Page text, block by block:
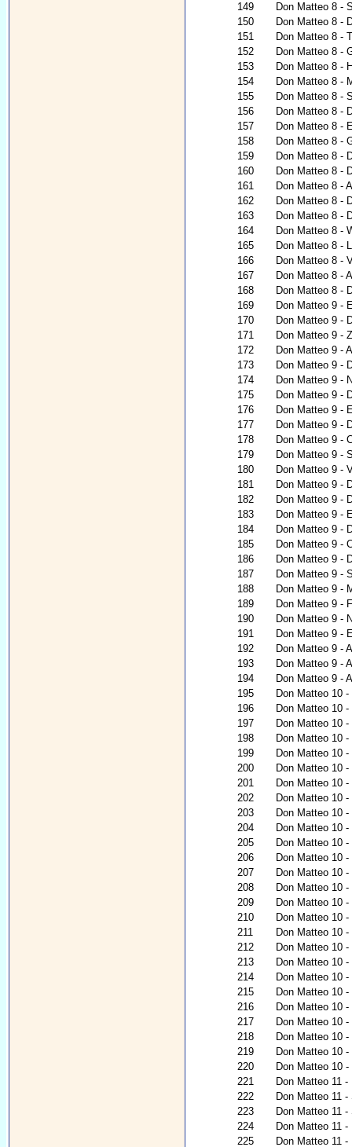
149
Don Matteo 8 -
150
Don Matteo 8 -
151
Don Matteo 8 -
152
Don Matteo 8 -
153
Don Matteo 8 -
154
Don Matteo 8 -
155
Don Matteo 8 -
156
Don Matteo 8 -
157
Don Matteo 8 -
158
Don Matteo 8 -
159
Don Matteo 8 -
160
Don Matteo 8 -
161
Don Matteo 8 -
162
Don Matteo 8 -
163
Don Matteo 8 -
164
Don Matteo 8 -
165
Don Matteo 8 -
166
Don Matteo 8 -
167
Don Matteo 8 -
168
Don Matteo 8 -
169
Don Matteo 9 -
170
Don Matteo 9 -
171
Don Matteo 9 -
172
Don Matteo 9 -
173
Don Matteo 9 -
174
Don Matteo 9 -
175
Don Matteo 9 -
176
Don Matteo 9 -
177
Don Matteo 9 -
178
Don Matteo 9 -
179
Don Matteo 9 -
180
Don Matteo 9 -
181
Don Matteo 9 -
182
Don Matteo 9 -
183
Don Matteo 9 -
184
Don Matteo 9 -
185
Don Matteo 9 -
186
Don Matteo 9 -
187
Don Matteo 9 -
188
Don Matteo 9 -
189
Don Matteo 9 -
190
Don Matteo 9 -
191
Don Matteo 9 -
192
Don Matteo 9 -
193
Don Matteo 9 -
194
Don Matteo 9 -
195
Don Matteo 10 -
196
Don Matteo 10
197
Don Matteo 10
198
Don Matteo 10
199
Don Matteo 10
200
Don Matteo 10
201
Don Matteo 10
202
Don Matteo 10
203
Don Matteo 10
204
Don Matteo 10
205
Don Matteo 10
206
Don Matteo 10
207
Don Matteo 10
208
Don Matteo 10
209
Don Matteo 10
210
Don Matteo 10
211
Don Matteo 10
212
Don Matteo 10
213
Don Matteo 10 -
214
Don Matteo 10 -
215
Don Matteo 10
216
Don Matteo 10
217
Don Matteo 10
218
Don Matteo 10
219
Don Matteo 10 -
220
Don Matteo 10
221
Don Matteo 11 -
222
Don Matteo 11
223
Don Matteo 11
224
Don Matteo 11
225
Don Matteo 11